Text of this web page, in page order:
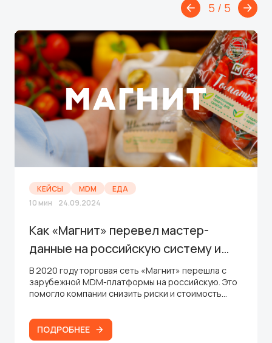
5 / 5
КЕЙСЫ MDM
ЕДА
10 мин
24.09.2024
Как «Магнит» перевел мастер-
данные на российскую систему и
снизил стоимость владения
продуктом
В 2020 году торговая сеть «Магнит» перешла с
зарубежной MDM-платформы на российскую. Это
помогло компании снизить риски и стоимость
ПОДРОБНЕЕ